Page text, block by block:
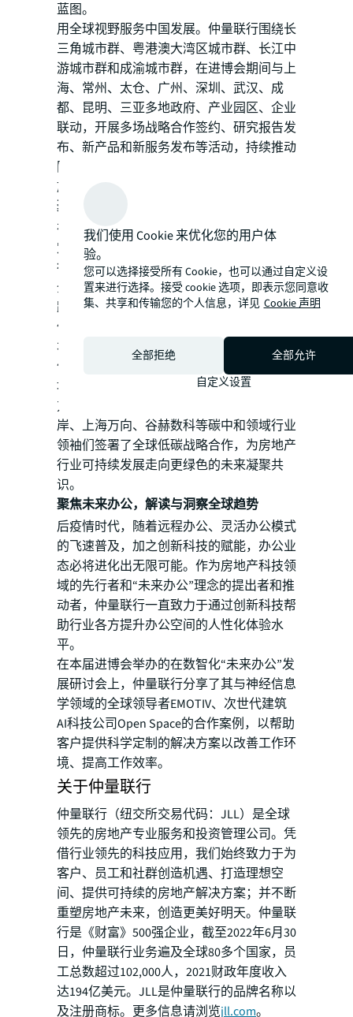
蓝图。
用全球视野服务中国发展。仲量联行围绕长
三角城市群、粤港澳大湾区城市群、长江中
游城市群和成渝城市群，在进博会期间与上
海、常州、太仓、广州、深圳、武汉、成
都、昆明、三亚多地政府、产业园区、企业
联动，开展多场战略合作签约、研究报告发
布、新产品和新服务发布等活动，持续推动
国家区域协调发展和新型城镇化战略加快实
施
聚焦可持续，赋能城市低碳发展
在碳达峰、碳中和背景下，作为全球首家制
定科学净零排放目标的房地产企业，仲量联
行长期致力于积极发挥行业引领作用，携手
全球领先的绿色发展标杆企业、合作伙伴，
跨专业、跨行业、多维度构建绿色发展生态
体系。
本届进博会上，仲量联行与远景携手全筑股
份，共同宣布全筑总部大楼的零碳样板落
地，探索依托减碳理念实现全城焕新的解决
方案；并与全球领先的绿色科技公司江苏绿
岸、上海万向、谷赫数科等碳中和领域行业
领袖们签署了全球低碳战略合作，为房地产
行业可持续发展走向更绿色的未来凝聚共
识。
聚焦未来办公，解读与洞察全球趋势
后疫情时代，随着远程办公、灵活办公模式
的飞速普及，加之创新科技的赋能，办公业
态必将进化出无限可能。作为房地产科技领
域的先行者和“未来办公”理念的提出者和推
动者，仲量联行一直致力于通过创新科技帮
助行业各方提升办公空间的人性化体验水
平。
在本届进博会举办的在数智化“未来办公”发
展研讨会上，仲量联行分享了其与神经信息
学领域的全球领导者EMOTIV、次世代建筑
AI科技公司Open Space的合作案例，以帮助
客户提供科学定制的解决方案以改善工作环
境、提高工作效率。
关于仲量联行
仲量联行（纽交所交易代码：JLL）是全球
领先的房地产专业服务和投资管理公司。凭
借行业领先的科技应用，我们始终致力于为
客户、员工和社群创造机遇、打造理想空
间、提供可持续的房地产解决方案；并不断
重塑房地产未来，创造更美好明天。仲量联
行是《财富》500强企业，截至2022年6月30
日，仲量联行业务遍及全球80多个国家，员
工总数超过102,000人，2021财政年度收入
达194亿美元。JLL是仲量联行的品牌名称以
及注册商标。更多信息请浏览jll.com。
我们使用 Cookie 来优化您的用户体
验。
您可以选择接受所有 Cookie，也可以通过自定义设
置来进行选择。接受 cookie 选项，即表示您同意收
集、共享和传输您的个人信息，详见 Cookie 声明
全部拒绝
全部允许
自定义设置